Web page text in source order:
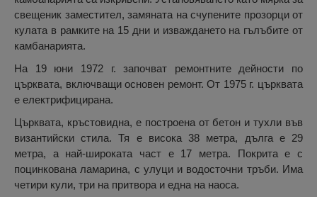
свещеник заместител, замяната на счупените прозорци от
кулата в рамките на 15 дни и изваждането на гълъбите от
камбанарията.
На 19 юни 1972 г. започват ремонтните дейности по
църквата, включващи основен ремонт. От 1975 г. църквата
е електрифицирана.
Църквата, кръстовидна, е построена от бетон и тухли във
византийски стила. Тя е висока 38 метра, дълга е 29
метра, а най-широката част е 17 метра. Покрита е с
поцинкована ламарина, с улуци и водосточни тръби. Има
четири кули, три на притвора и една на наоса.